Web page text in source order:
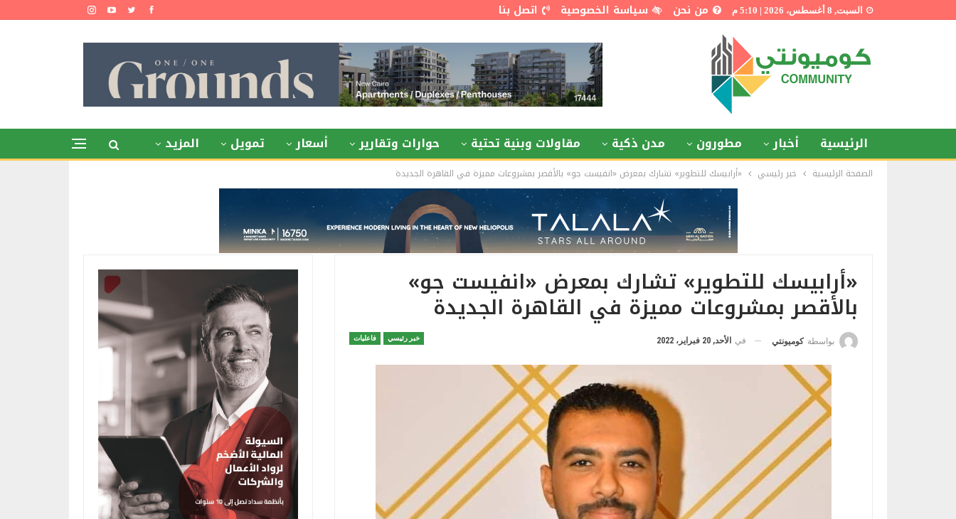
السبت, 8 أغسطس، 2026 | 5:10 م من نحن سياسة الخصوصية اتصل بنا
الرئيسية أخبار مطورون مدن ذكية مقاولات وبنية تحتية حوارات وتقارير أسعار تمويل المزيد
الصفحة الرئيسية خبر رئيسي «أرابيسك للتطوير» تشارك بمعرض «انفيست جو» بالأقصر بمشروعات مميزة في القاهرة الجديدة
«أرابيسك للتطوير» تشارك بمعرض «انفيست جو»
بالأقصر بمشروعات مميزة في القاهرة الجديدة
خبر رئيسي فاعليات بواسطة كوميونتي في الأحد, 20 فبراير، 2022